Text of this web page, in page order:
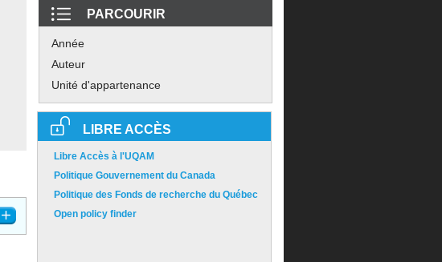
PARCOURIR
Année
Auteur
Unité d'appartenance
LIBRE ACCÈS
Libre Accès à l'UQAM
Politique Gouvernement du Canada
Politique des Fonds de recherche du Québec
Open policy finder